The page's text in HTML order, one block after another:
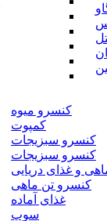
کنسرو میوه
کمپوت
کنسرو سبزیجات
کنسرو سبزیجات
و غذای دریایی
کنسرو تن ماهی
غذای آماده
سوپ